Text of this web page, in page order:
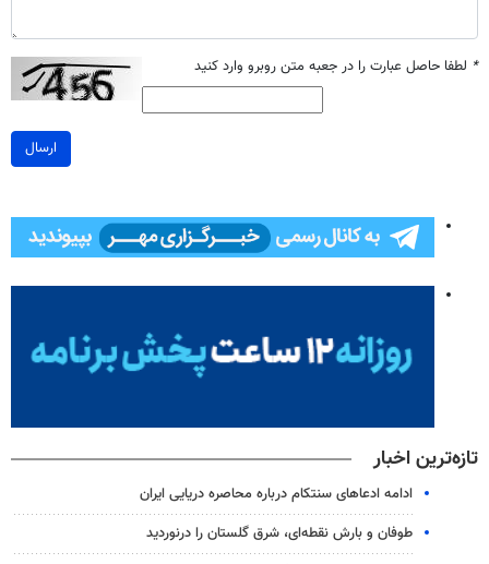
* لطفا حاصل عبارت را در جعبه متن روبرو وارد کنید
ارسال
تازه‌ترین اخبار
ادامه ادعاهای سنتکام درباره محاصره دریایی ایران
طوفان و بارش نقطه‌ای، شرق گلستان را درنوردید